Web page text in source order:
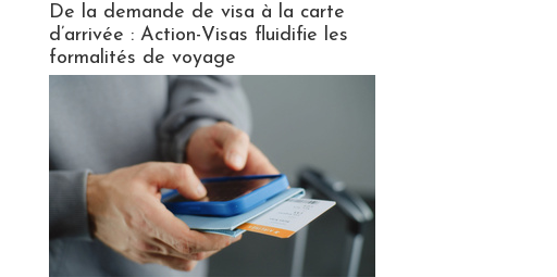
De la demande de visa à la carte
d’arrivée : Action-Visas fluidifie les
formalités de voyage